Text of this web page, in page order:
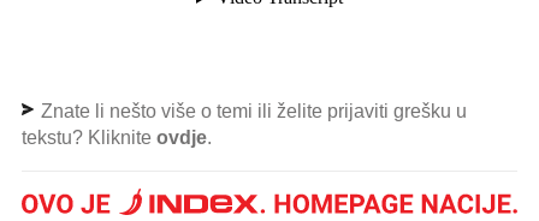
Znate li nešto više o temi ili želite prijaviti grešku u
tekstu? Kliknite ovdje.